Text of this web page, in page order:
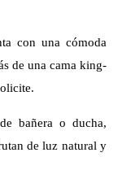
con una cómoda
de una cama king-
bañera o ducha,
de luz natural y